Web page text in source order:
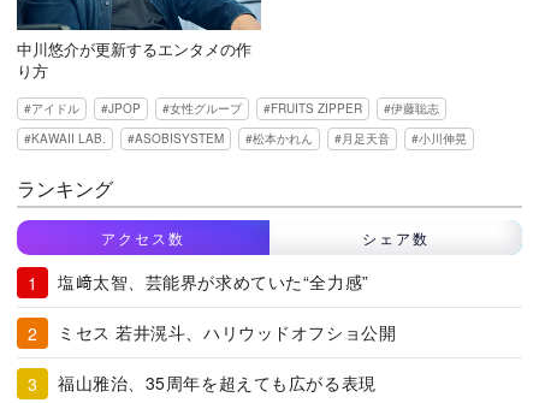
中川悠介が更新するエンタメの作
り方
アイドル JPOP 女性グループ FRUITS ZIPPER
伊藤聡志
KAWAII LAB.
ASOBISYSTEM 松本かれん 月足天音 小川伸晃
ランキング
アクセス数 シェア数
塩﨑太智、芸能界が求めていた“全力感”
ミセス 若井滉斗、ハリウッドオフショ公開
福山雅治、35周年を超えても広がる表現